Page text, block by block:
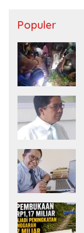
Populer